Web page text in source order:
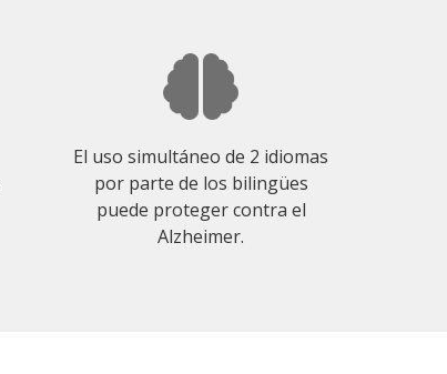
El uso simultáneo de 2 idiomas
por parte de los bilingües
puede proteger contra el
Alzheimer.